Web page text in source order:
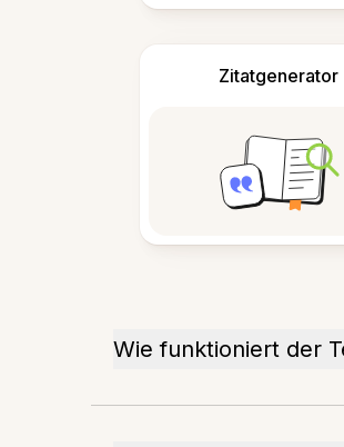
Zitatgenerator
Wie funktioniert der